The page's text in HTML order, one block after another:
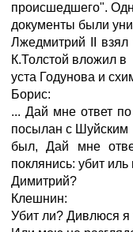
происшедшего".
документы были
Лжедмитрий II взял
К.Толстой вложил в
уста Годунова и
Борис:
... Дай мне ответ
посылан с Шуйским
был, Дай мне
поклянись: убит иль
Димитрий?
Клешнин:
Убит ли? Дивлюся я